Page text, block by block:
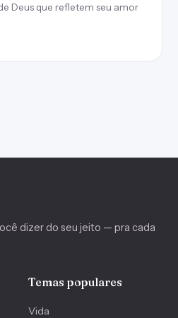
Deus que refletem seu amor
dizer do seu jeito — pra cada
Temas populares
Vida